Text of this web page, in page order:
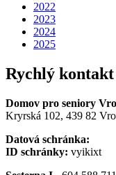
2022
2023
2024
2025
Rychlý kontakt
Domov pro seniory
Kryrská 102, 439 82
Datová schránka:
ID schránky: vyikixt